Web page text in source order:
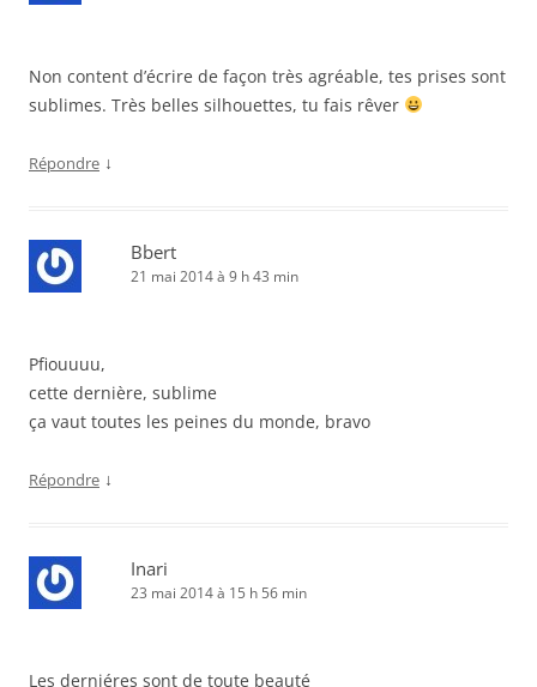
Non content d’écrire de façon très agréable, tes prises sont
sublimes. Très belles silhouettes, tu fais rêver
Répondre ↓
Bbert
21 mai 2014 à 9 h 43 min
Pfiouuuu,
cette dernière, sublime
ça vaut toutes les peines du monde, bravo
Répondre ↓
Inari
23 mai 2014 à 15 h 56 min
Les derniéres sont de toute beauté